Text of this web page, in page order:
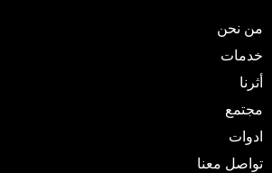
من نحن
خدمات
أثرنا
مجتمع
ادوات
تواصل معنا